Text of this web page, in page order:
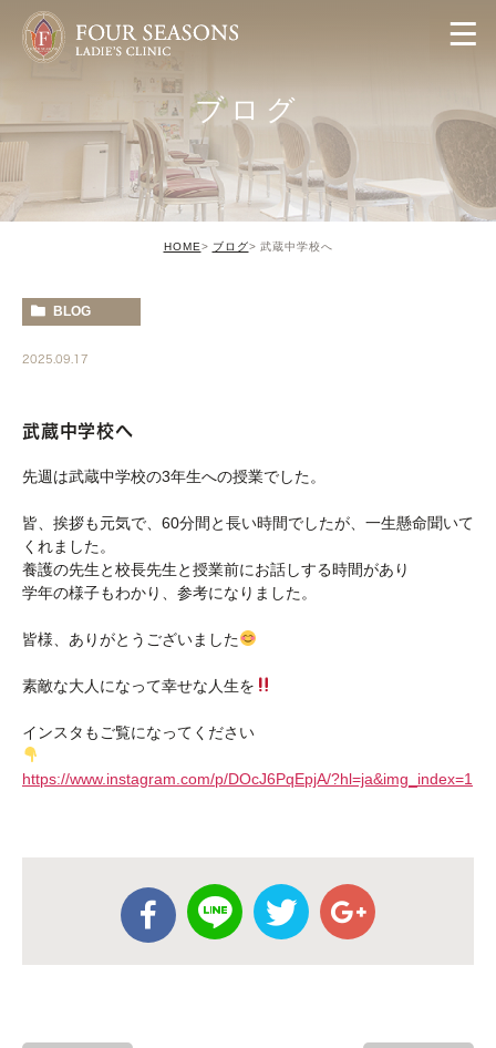
ブログ
HOME ブログ 武蔵中学校へ
BLOG
2025.09.17
武蔵中学校へ
先週は武蔵中学校の3年生への授業でした。
皆、挨拶も元気で、60分間と長い時間でしたが、一生懸命聞いて
くれました。
養護の先生と校長先生と授業前にお話しする時間があり
学年の様子もわかり、参考になりました。
皆様、ありがとうございました
素敵な大人になって幸せな人生を
インスタもご覧になってください
https://www.instagram.com/p/DOcJ6PqEpjA/?hl=ja&img_index=1